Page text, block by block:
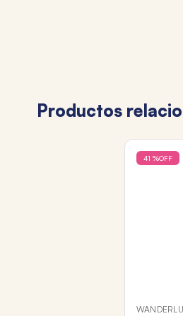
Productos
41 %OFF